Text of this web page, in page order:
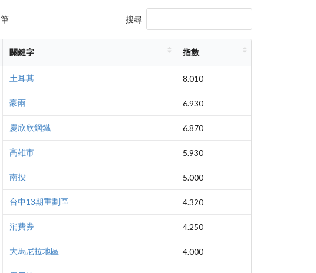
筆 搜尋
關鍵字 指數
土耳其 8.010
豪雨 6.930
慶欣欣鋼鐵 6.870
高雄市 5.930
南投 5.000
台中13期重劃區 4.320
消費券 4.250
大馬尼拉地區 4.000